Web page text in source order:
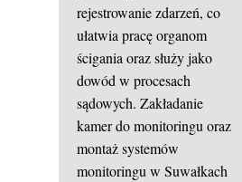
rejestrowanie zdarzeń, co
ułatwia pracę organom
ścigania oraz służy jako
dowód w procesach
sądowych. Zakładanie
kamer do monitoringu oraz
montaż systemów
monitoringu w Suwałkach